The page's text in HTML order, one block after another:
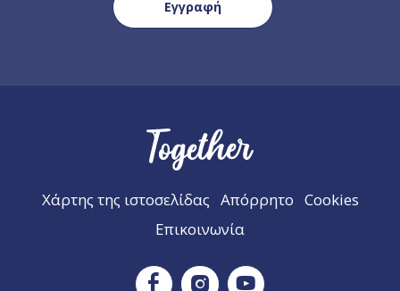
Χάρτης της ιστοσελίδας Απόρρητο Cookies
Επικοινωνία
FacebookInstagramYoutube